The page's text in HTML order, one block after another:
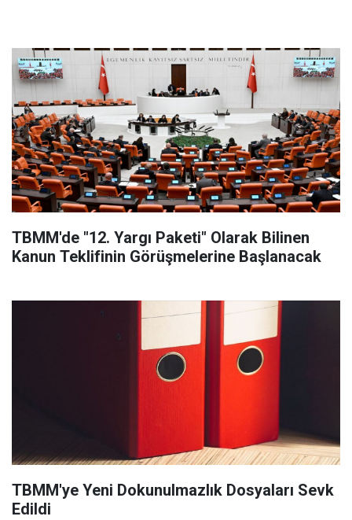
TBMM'de "12. Yargı Paketi" Olarak Bilinen
Kanun Teklifinin Görüşmelerine Başlanacak
TBMM'ye Yeni Dokunulmazlık Dosyaları Sevk
Edildi